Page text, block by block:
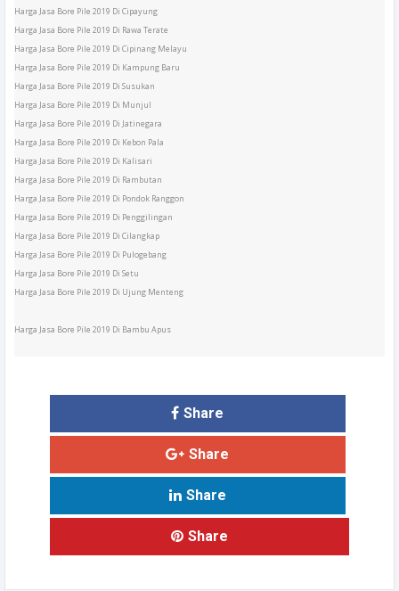
Harga Jasa Bore Pile 2019 Di Cipayung
Harga Jasa Bore Pile 2019 Di Rawa Terate
Harga Jasa Bore Pile 2019 Di Cipinang Melayu
Harga Jasa Bore Pile 2019 Di Kampung Baru
Harga Jasa Bore Pile 2019 Di Susukan
Harga Jasa Bore Pile 2019 Di Munjul
Harga Jasa Bore Pile 2019 Di Jatinegara
Harga Jasa Bore Pile 2019 Di Kebon Pala
Harga Jasa Bore Pile 2019 Di Kalisari
Harga Jasa Bore Pile 2019 Di Rambutan
Harga Jasa Bore Pile 2019 Di Pondok Ranggon
Harga Jasa Bore Pile 2019 Di Penggilingan
Harga Jasa Bore Pile 2019 Di Cilangkap
Harga Jasa Bore Pile 2019 Di Pulogebang
Harga Jasa Bore Pile 2019 Di Setu
Harga Jasa Bore Pile 2019 Di Ujung Menteng
Harga Jasa Bore Pile 2019 Di Bambu Apus
Share
Share
Share
Share